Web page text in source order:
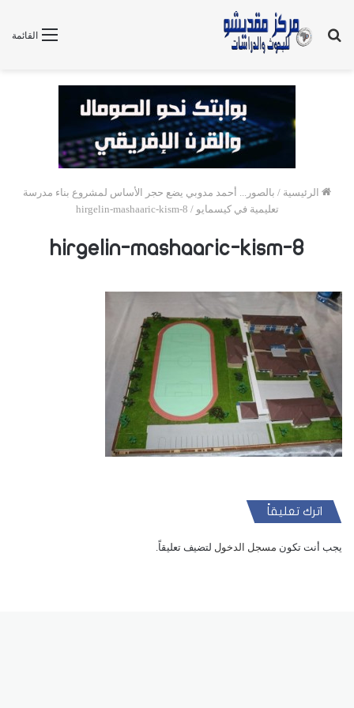
القائمة
بحث
الرئيسية / بالصور... أحمد مدوبي يضع حجر الأساس لمشروع بناء مدرسة
تعليمية في كيسمايو /
hirgelin-mashaaric-kism-8
hirgelin-mashaaric-kism-8
اترك تعليقاً
يجب أنت تكون مسجل الدخول لتضيف تعليقاً.